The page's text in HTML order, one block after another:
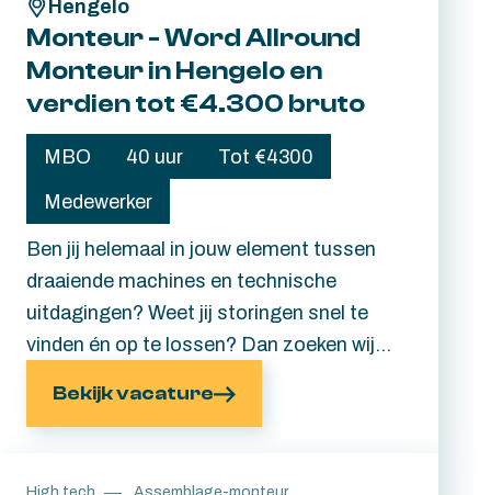
Monteur - Word Allround
Monteur in Hengelo en
verdien tot €4.300 bruto
MBO
40 uur
Tot €4300
Medewerker
Hengelo
Ben jij helemaal in jouw element tussen
draaiende machines en technische
uitdagingen? Weet jij storingen snel te
vinden én op te lossen? Dan zoeken wij
voor onze fabriek in Hengelo. Je voert
Bekijk vacature